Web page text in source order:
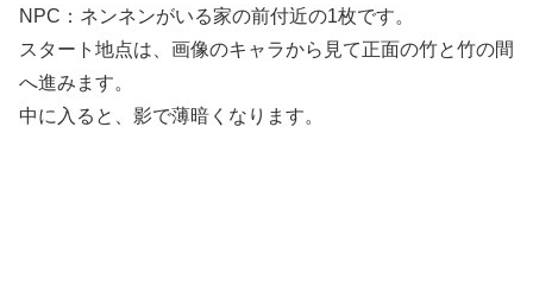
NPC：ネンネンがいる家の前付近の1枚です。
スタート地点は、画像のキャラから見て正面の竹と竹の間
へ進みます。
中に入ると、影で薄暗くなります。